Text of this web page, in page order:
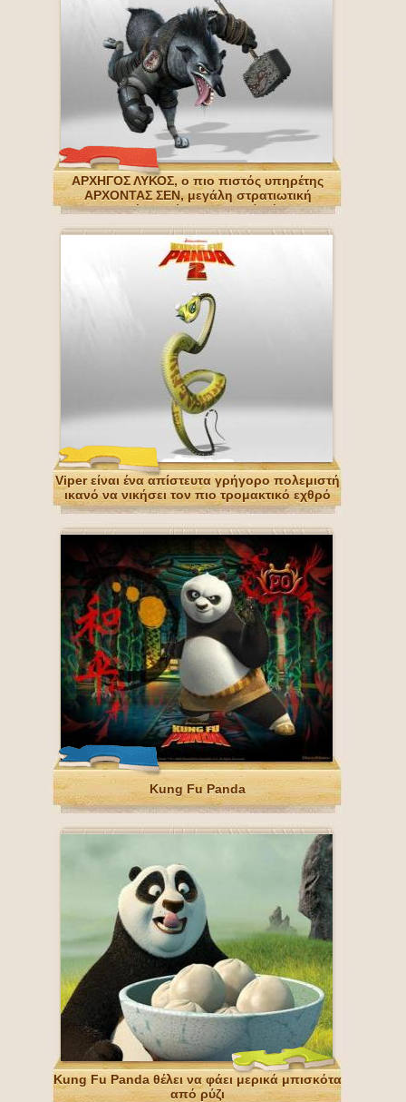
ΑΡΧΗΓΟΣ ΛΥΚΟΣ, ο πιο πιστός υπηρέτης
ΑΡΧΟΝΤΑΣ ΣΕΝ, μεγάλη στρατιωτική
στρατηγός και έμπιστος δεξί πόδι του
Viper είναι ένα απίστευτα γρήγορο πολεμιστή
ικανό να νικήσει τον πιο τρομακτικό εχθρό
Kung Fu Panda
Kung Fu Panda θέλει να φάει μερικά μπισκότα
από ρύζι